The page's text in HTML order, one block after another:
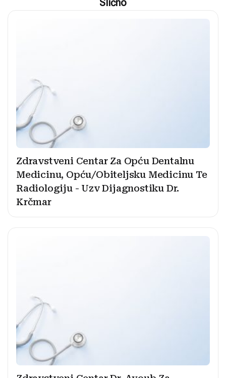
Slično
Zdravstveni Centar Za Opću Dentalnu
Medicinu, Opću/Obiteljsku Medicinu Te
Radiologiju - Uzv Dijagnostiku Dr.
Krčmar